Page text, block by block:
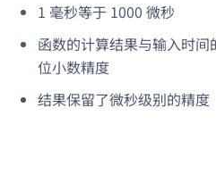
1 毫秒等于 1000 微秒
函数的计算结果与输入时
位小数精度
结果保留了微秒级别的精度